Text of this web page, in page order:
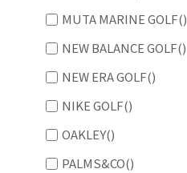
MUTA MARINE GOLF()
NEW BALANCE GOLF()
NEW ERA GOLF()
NIKE GOLF()
OAKLEY()
PALMS&CO()